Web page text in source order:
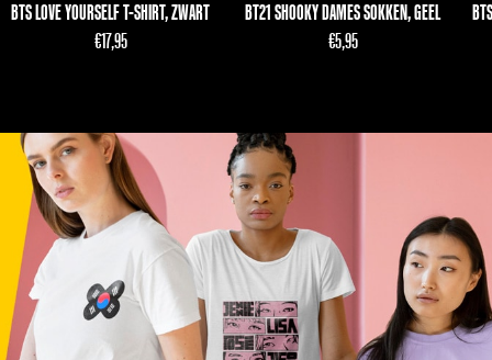
BTS LOVE YOURSELF T-SHIRT, ZWART
€17,95
BT21 SHOOKY DAMES SOKKEN, GEEL
€5,95